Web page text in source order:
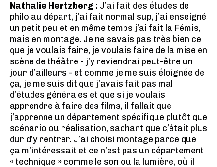
Nathalie Hertzberg : J’ai fait des études de
philo au départ, j’ai fait normal sup, j’ai enseigné
un petit peu et en même temps j’ai fait la Fémis,
mais en montage. Je ne savais pas très bien ce
que je voulais faire, je voulais faire de la mise en
scène de théâtre - j’y reviendrai peut-être un
jour d’ailleurs - et comme je me suis éloignée de
ça, je me suis dit que j’avais fait pas mal
d’études générales et que si je voulais
apprendre à faire des films, il fallait que
j’apprenne un département spécifique plutôt que
scénario ou réalisation, sachant que c’était plus
dur d’y rentrer. J’ai choisi montage parce que
ça m’intéressait et ce n’est pas un département
« technique » comme le son ou la lumière, où il